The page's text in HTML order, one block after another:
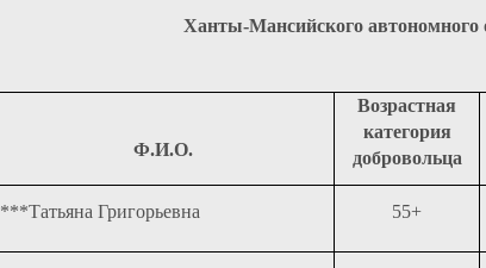
Ханты-Мансийского автономного
Ф.И.О.
Возрастная
категория
добровольца
***Татьяна Григорьевна 55+